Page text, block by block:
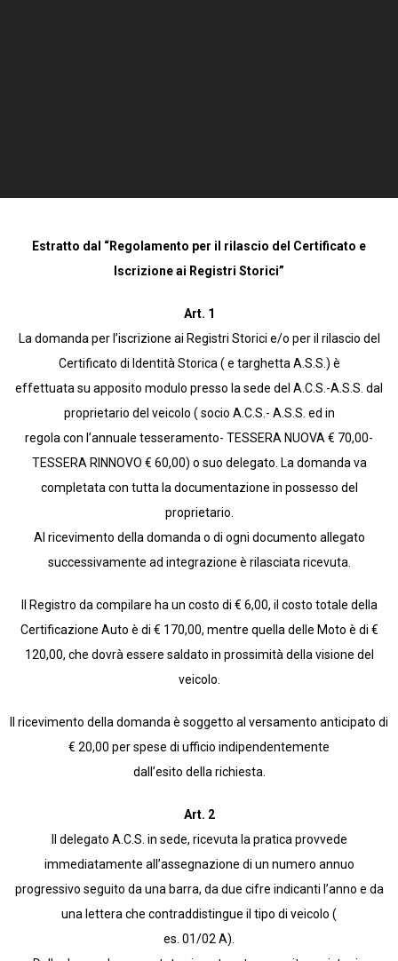
Estratto dal “Regolamento per il rilascio del Certificato e
Iscrizione ai Registri Storici”
Art. 1
La domanda per l’iscrizione ai Registri Storici e/o per il rilascio del
Certificato di Identità Storica ( e targhetta A.S.S.) è
effettuata su apposito modulo presso la sede del A.C.S.-A.S.S. dal
proprietario del veicolo ( socio A.C.S.- A.S.S. ed in
regola con l’annuale tesseramento- TESSERA NUOVA € 70,00-
TESSERA RINNOVO € 60,00) o suo delegato. La domanda va
completata con tutta la documentazione in possesso del
proprietario.
Al ricevimento della domanda o di ogni documento allegato
successivamente ad integrazione è rilasciata ricevuta.
Il Registro da compilare ha un costo di € 6,00, il costo totale della
Certificazione Auto è di € 170,00, mentre quella delle Moto è di €
120,00, che dovrà essere saldato in prossimità della visione del
veicolo.
Il ricevimento della domanda è soggetto al versamento anticipato di
€ 20,00 per spese di ufficio indipendentemente
dall’esito della richiesta.
Art. 2
Il delegato A.C.S. in sede, ricevuta la pratica provvede
immediatamente all’assegnazione di un numero annuo
progressivo seguito da una barra, da due cifre indicanti l’anno e da
una lettera che contraddistingue il tipo di veicolo (
es. 01/02 A).